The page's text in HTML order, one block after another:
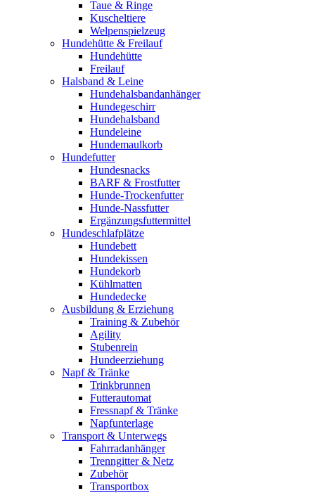
Taue & Ringe
Kuscheltiere
Welpenspielzeug
Hundehütte & Freilauf
Hundehütte
Freilauf
Halsband & Leine
Hundehalsbandanhänger
Hundegeschirr
Hundehalsband
Hundeleine
Hundemaulkorb
Hundefutter
Hundesnacks
BARF & Frostfutter
Hunde-Trockenfutter
Hunde-Nassfutter
Ergänzungsfuttermittel
Hundeschlafplätze
Hundebett
Hundekissen
Hundekorb
Kühlmatten
Hundedecke
Ausbildung & Erziehung
Training & Zubehör
Agility
Stubenrein
Hundeerziehung
Napf & Tränke
Trinkbrunnen
Futterautomat
Fressnapf & Tränke
Napfunterlage
Transport & Unterwegs
Fahrradanhänger
Trenngitter & Netz
Zubehör
Transportbox